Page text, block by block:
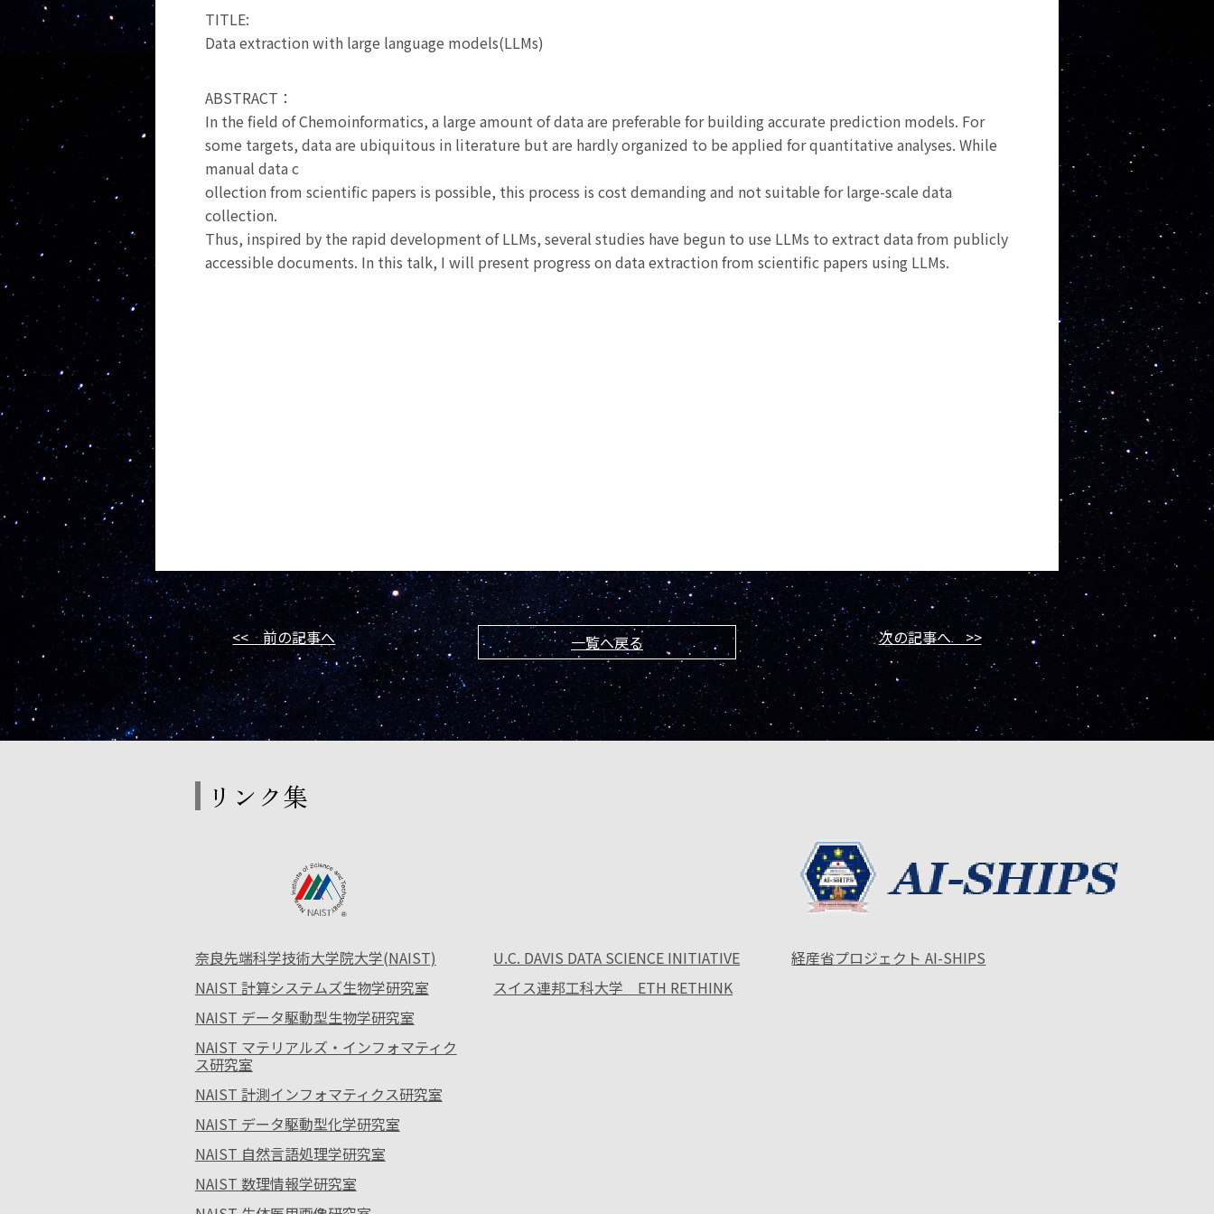
TITLE:
Data extraction with large language models(LLMs)
ABSTRACT：
In the field of Chemoinformatics, a large amount of data are preferable for building accurate prediction models. For
some targets, data are ubiquitous in literature but are hardly organized to be applied for quantitative analyses. While
manual data c
ollection from scientific papers is possible, this process is cost demanding and not suitable for large-scale data
collection.
Thus, inspired by the rapid development of LLMs, several studies have begun to use LLMs to extract data from publicly
accessible documents. In this talk, I will present progress on data extraction from scientific papers using LLMs.
<< 前の記事へ 一覧へ戻る 次の記事へ >>
リンク集
奈良先端科学技術大学院大学(NAIST)
NAIST 計算システムズ生物学研究室
NAIST データ駆動型生物学研究室
NAIST マテリアルズ・インフォマティク
ス研究室
NAIST 計測インフォマティクス研究室
NAIST データ駆動型化学研究室
NAIST 自然言語処理学研究室
NAIST 数理情報学研究室
U.C. DAVIS DATA SCIENCE INITIATIVE
スイス連邦工科大学 ETH RETHINK
経産省プロジェクト AI-SHIPS